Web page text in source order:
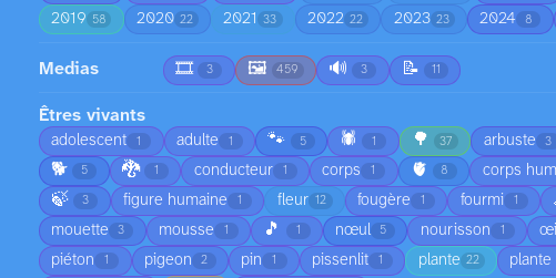
2019 58 2020 22 2021 33 2022 22 2023 23 2024 8
Medias 🎞️ 3 🖼️ 459 🔊 3 📝 11
Êtres vivants
adolescent 1 adulte 1 🐾 5 🕷️ 1 🌳 37 arbuste 3
🐕 5 🐉 1 conducteur 1 corps 1 🫀 8 corps
🍃 3 figure humaine 1 fleur 12 fougère 1 fourmi 1
mouette 3 mousse 1 🎵 1 nœul 5 nourisson 1
piéton 1 pigeon 2 pin 1 pissenlit 1 plante 22